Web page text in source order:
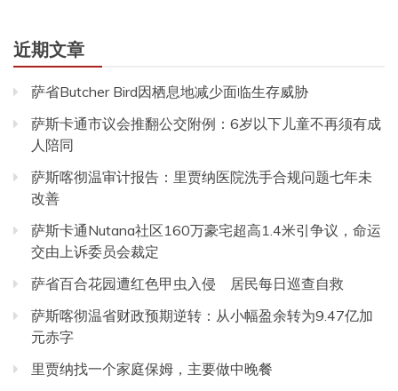
近期文章
萨省Butcher Bird因栖息地减少面临生存威胁
萨斯卡通市议会推翻公交附例：6岁以下儿童不再须有成
人陪同
萨斯喀彻温审计报告：里贾纳医院洗手合规问题七年未
改善
萨斯卡通Nutana社区160万豪宅超高1.4米引争议，命运
交由上诉委员会裁定
萨省百合花园遭红色甲虫入侵 居民每日巡查自救
萨斯喀彻温省财政预期逆转：从小幅盈余转为9.47亿加
元赤字
里贾纳找一个家庭保姆，主要做中晚餐